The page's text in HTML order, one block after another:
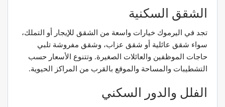
الشقق السكنية
تجد في اليرموك خيارات واسعة من الشقق للإيجار أو التملك،
سواء شقق عائلية أو شقق عزاب، وشقق مفروشة تلبي
حاجات الموظفين والعائلات الصغيرة. وتتنوع الأسعار حسب
التشطيبات والمساحة والموقع بالقرب من المراكز الحيوية.
الفلل والدور السكني